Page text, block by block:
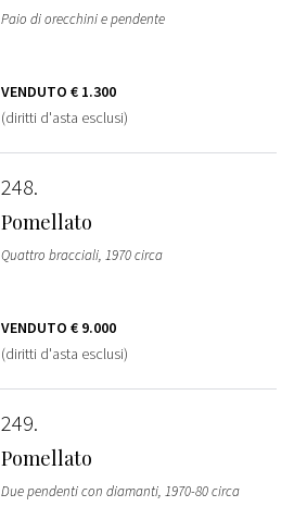
Paio di orecchini e pendente
VENDUTO € 1.300
(diritti d'asta esclusi)
248
Pomellato
Quattro bracciali, 1970 circa
VENDUTO € 9.000
(diritti d'asta esclusi)
249
Pomellato
Due pendenti con diamanti, 1970-80 circa